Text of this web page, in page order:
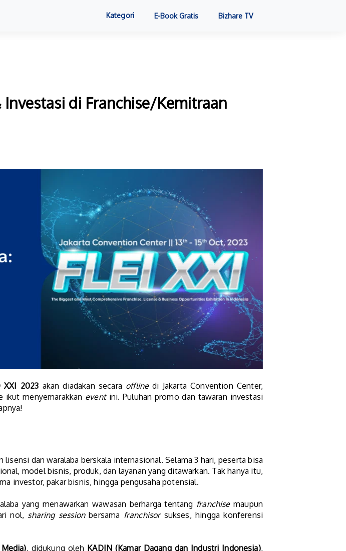
Kategori E-Book Gratis Bizhare TV
Investasi di Franchise/Kemitraan
XXI 2023 akan diadakan secara offlinedi Jakarta Convention Center,
menyemarakkan eventini. Puluhan promo dan tawaran investasi
lisensi dan waralaba berskala internasional. Selama 3 hari, peserta bisa
model bisnis, produk, dan layanan yang ditawarkan. Tak hanya itu,
investor, pakar bisnis, hingga pengusaha potensial.
yang menawarkan wawasan berharga tentang franchisemaupun
nol, sharing sessionbersama franchisorsukses, hingga konferensi
, didukung oleh KADIN (Kamar Dagang dan Industri Indonesia),